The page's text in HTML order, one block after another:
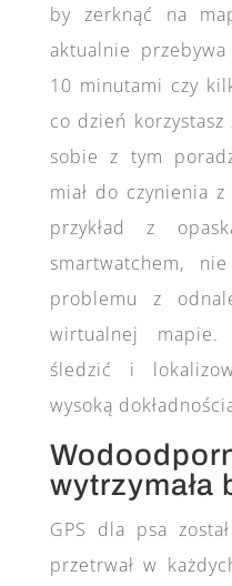
by zerknąć na
aktualnie
10 minutami czy
co dzień
sobie z tym
miał do czynienia
przykład z
smartwatchem,
problemu z
wirtualnej mapie.
śledzić i
wysoką
wytrzymała
GPS dla psa
przetrwał w